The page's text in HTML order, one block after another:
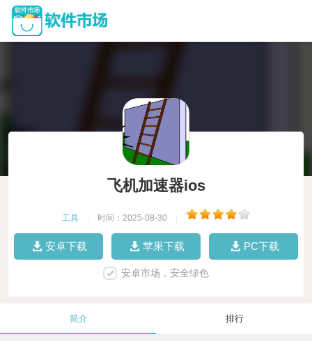
飞机加速器ios
工具 时间：2025-08-30
安卓下载 苹果下载 PC下载
安卓市场，安全绿色
简介 排行